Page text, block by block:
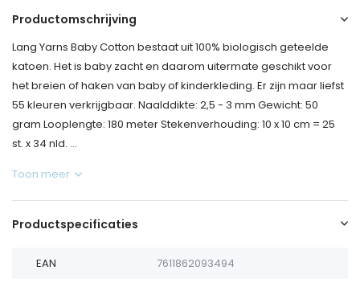
Productomschrijving
Lang Yarns Baby Cotton bestaat uit 100% biologisch geteelde
katoen. Het is baby zacht en daarom uitermate geschikt voor
het breien of haken van baby of kinderkleding. Er zijn maar liefst
55 kleuren verkrijgbaar. Naalddikte: 2,5 - 3 mm Gewicht: 50
gram Looplengte: 180 meter Stekenverhouding: 10 x 10 cm = 25
st. x 34 nld. ...
Toon meer
Productspecificaties
EAN 7611862093494